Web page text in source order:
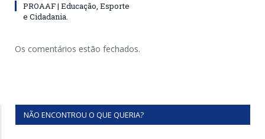
PROAAF | Educação, Esporte
e Cidadania.
Os comentários estão fechados.
NÃO ENCONTROU O QUE QUERIA?